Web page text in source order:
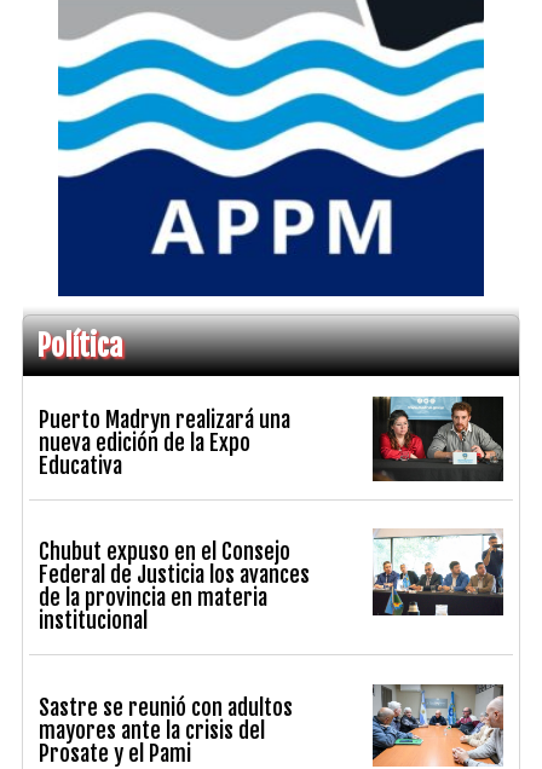
Política
Puerto Madryn realizará una
nueva edición de la Expo
Educativa
Chubut expuso en el Consejo
Federal de Justicia los avances
de la provincia en materia
institucional
Sastre se reunió con adultos
mayores ante la crisis del
Prosate y el Pami